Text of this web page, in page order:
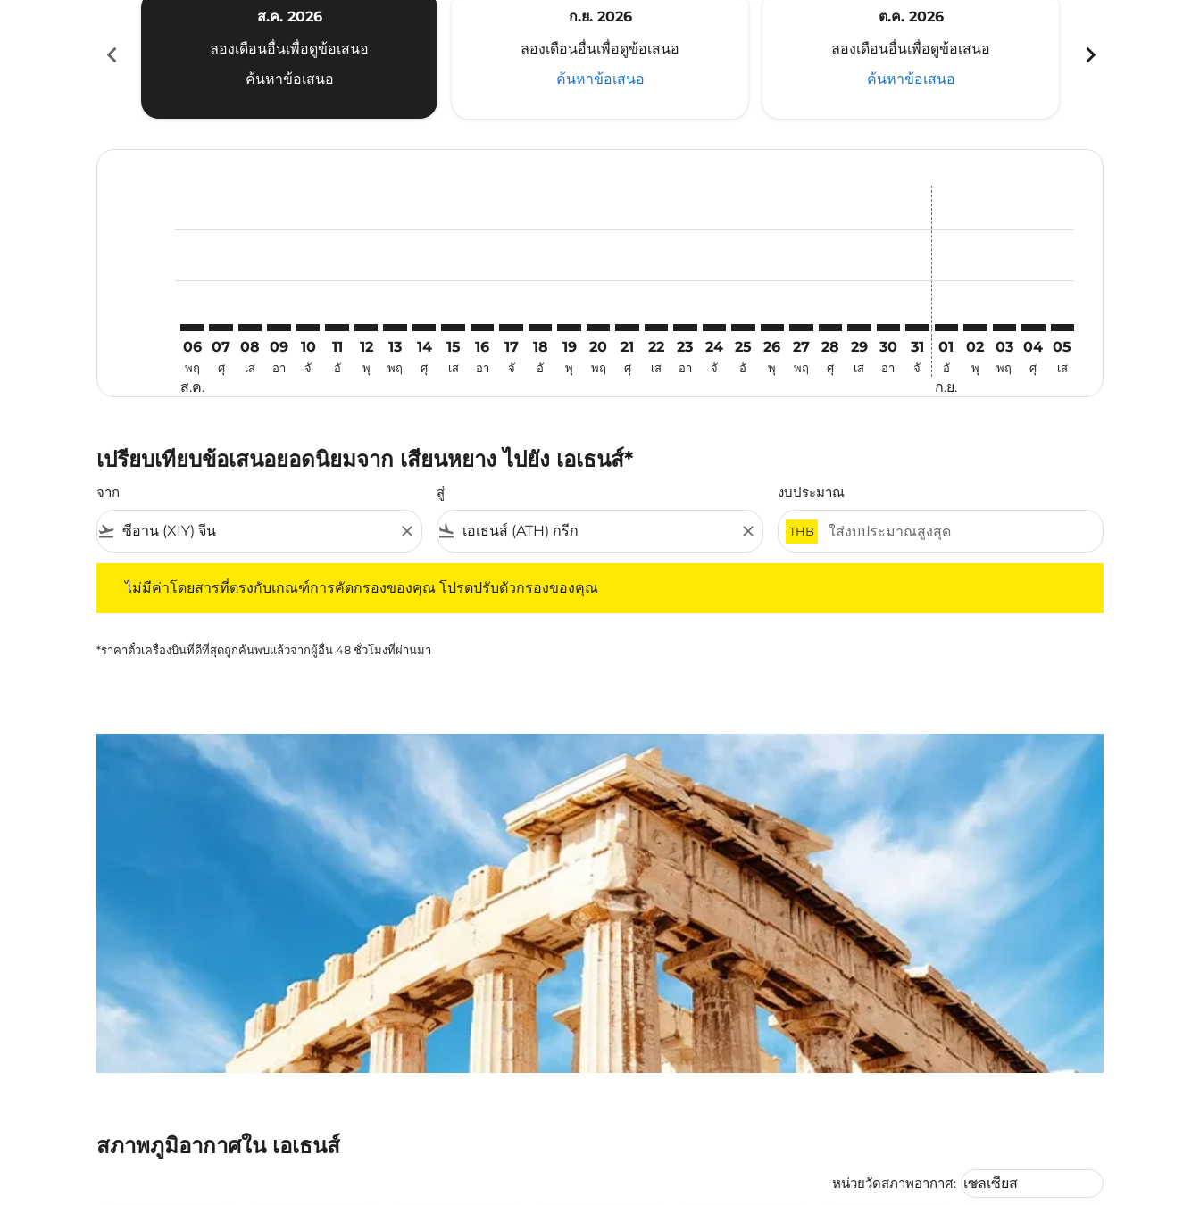
chevron_left
ส.ค. 2026
ลองเดือนอื่นเพื่อดูข้อเสนอ
ค้นหาข้อเสนอ
ก.ย. 2026
ลองเดือนอื่นเพื่อดูข้อเสนอ
ค้นหาข้อเสนอ
ต.ค. 2026
ลองเดือนอื่นเพื่อดูข้อเสนอ
ค้นหาข้อเสนอ
chevron_right
06
พฤ
ส.ค.
07
ศุ
08
เส
09
อา
10
จั
11
อั
12
พุ
13
พฤ
14
ศุ
15
เส
16
อา
17
จั
18
อั
19
พุ
20
พฤ
XIY–ATH: cmp-view-offers-disclaimer. ค้นหาข้อเสนอ
21
ศุ
XIY–ATH: cmp-view-offers-disclaimer. ค้นหาข้อเสนอ
22
เส
XIY–ATH: cmp-view-offers-disclaimer. ค้นหาข้อเสนอ
23
อา
XIY–ATH: cmp-view-offers-disclaimer. ค้นหาข้อเสนอ
24
จั
XIY–ATH: cmp-view-offers-disclaimer. ค้นหาข้อเสนอ
25
อั
XIY–ATH: cmp-view-offers-disclaimer. ค้นหาข้อเสนอ
26
พุ
XIY–ATH: cmp-view-offers-disclaimer. ค้นหาข้อเสนอ
27
พฤ
XIY–ATH: cmp-view-offers-disclaimer. ค้นหาข้อเสนอ
28
ศุ
XIY–ATH: cmp-view-offers-disclaimer. ค้นหาข้อเสนอ
29
เส
XIY–ATH: cmp-view-offers-disclaimer. ค้นหาข้อเ
30
อา
XIY–ATH: cmp-view-offers-disclaimer. ค้นหา
31
จั
01
อั
ก.ย.
02
พุ
03
พฤ
04
ศุ
05
เส
เปรียบเทียบข้อเสนอยอดนิยมจาก เสียนหยาง ไปยัง เอเธนส์*
จาก
flight_takeoff close
สู่
flight_land close
งบประมาณ
THB
ไม่มีค่าโดยสารที่ตรงกับเกณฑ์การคัดกรองของคุณ โปรดปรับตัวกรองของคุณ
*ราคาตั๋วเครื่องบินที่ดีที่สุดถูกค้นพบแล้วจากผู้อื่น 48 ชั่วโมงที่ผ่านมา
สภาพภูมิอากาศใน เอเธนส์
หน่วยวัดสภาพอากาศ: Weather unit option เซลเซียส
เซลเซียส
keyboard_arrow_down